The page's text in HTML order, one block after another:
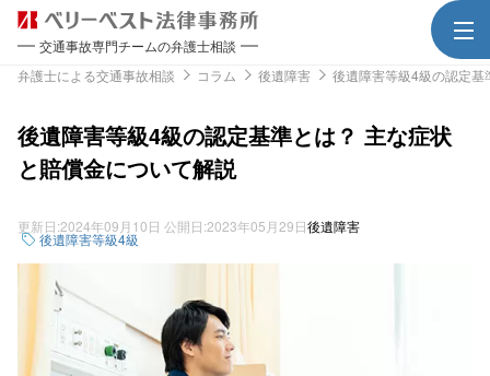
交通事故専門チームの弁護士相談
弁護士による交通事故相談
コラム 後遺障害 後遺障害等級4級の認定
後遺障害等級4級の認定基準とは？ 主な症状
と賠償金について解説
更新日:2024年09月10日 公開日:2023年05月29日後遺障害
後遺障害等級4級